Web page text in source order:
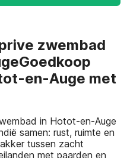
zwembad
en-Auge met
in Hotot-en-Auge
samen: rust, ruimte en
tussen zacht
met paarden en